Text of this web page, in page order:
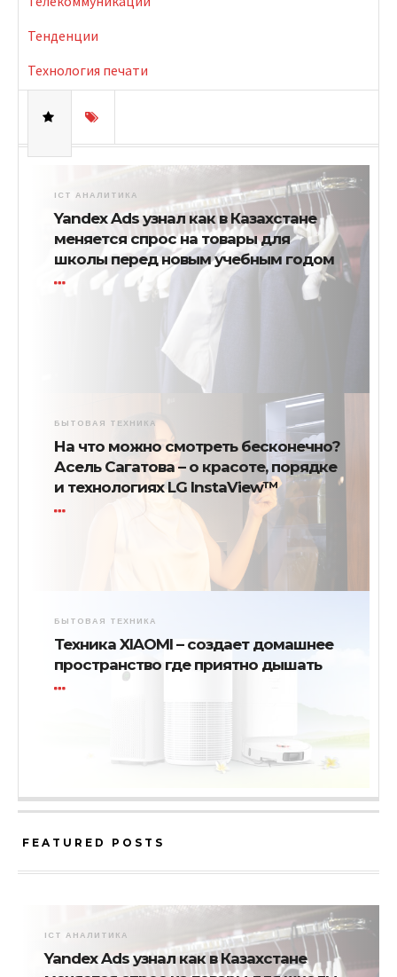
Тенденции
Технология печати
ICT АНАЛИТИКА
Yandex Ads узнал как в Казахстане
меняется спрос на товары для
школы перед новым учебным годом
БЫТОВАЯ ТЕХНИКА
На что можно смотреть бесконечно?
Асель Сагатова – о красоте, порядке
и технологиях LG InstaView™
БЫТОВАЯ ТЕХНИКА
Техника XIAOMI – создает домашнее
пространство где приятно дышать
FEATURED POSTS
ICT АНАЛИТИКА
Yandex Ads узнал как в Казахстане